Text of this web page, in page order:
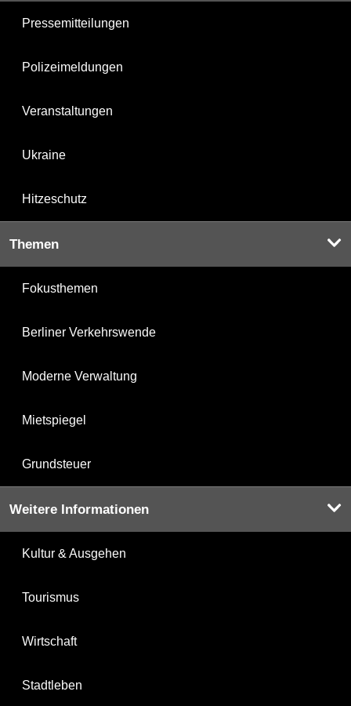
Pressemitteilungen
Polizeimeldungen
Veranstaltungen
Ukraine
Hitzeschutz
Themen
Fokusthemen
Berliner Verkehrswende
Moderne Verwaltung
Mietspiegel
Grundsteuer
Weitere Informationen
Kultur & Ausgehen
Tourismus
Wirtschaft
Stadtleben